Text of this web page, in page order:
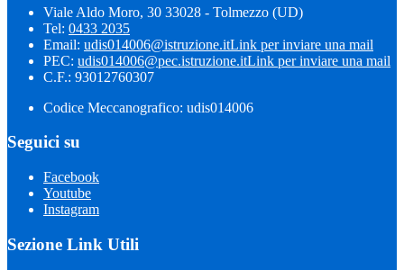
Viale Aldo Moro, 30 33028 - Tolmezzo (UD)
Tel: 0433 2035
Email: udis014006@istruzione.itLink per inviare una mail
PEC: udis014006@pec.istruzione.itLink per inviare una mail
C.F.: 93012760307
Codice Meccanografico: udis014006
Seguici su
Facebook
Youtube
Instagram
Sezione Link Utili